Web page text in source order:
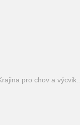
pro chov a výcvik…